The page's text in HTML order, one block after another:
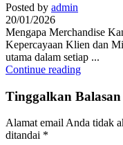
Posted by admin
20/01/2026
Mengapa Merchandise
Kepercayaan Klien dan
utama dalam setiap ...
Continue reading
Tinggalkan Balasan
Alamat email Anda tidak
ditandai *